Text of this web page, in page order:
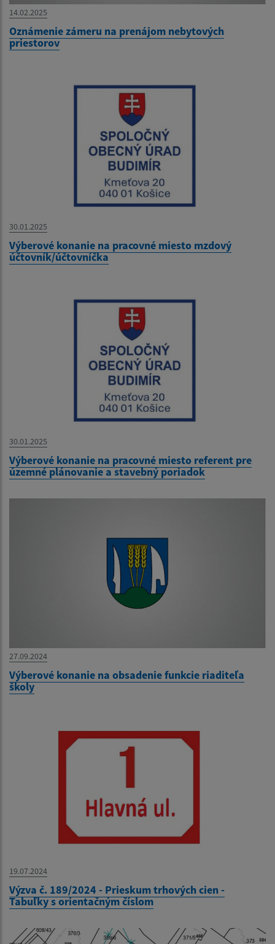
14.02.2025
Oznámenie zámeru na prenájom nebytových
priestorov
30.01.2025
Výberové konanie na pracovné miesto mzdový
účtovník/účtovníčka
30.01.2025
Výberové konanie na pracovné miesto referent pre
územné plánovanie a stavebný poriadok
27.09.2024
Výberové konanie na obsadenie funkcie riaditeľa
školy
19.07.2024
Výzva č. 189/2024 - Prieskum trhových cien -
Tabuľky s orientačným číslom